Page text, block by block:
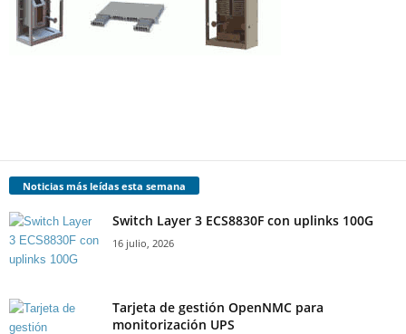
Noticias más leídas esta semana
Switch Layer 3 ECS8830F con uplinks 100G
16 julio, 2026
Tarjeta de gestión OpenNMC para
monitorización UPS